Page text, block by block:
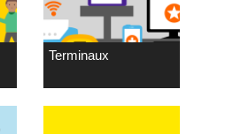
Terminaux